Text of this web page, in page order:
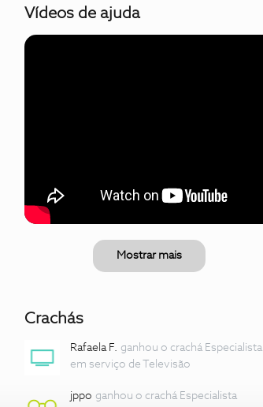
Vídeos de ajuda
Mostrar mais
Crachás
Rafaela F. ganhou o crachá Especialista
em serviço de Televisão
jppo ganhou o crachá Especialista